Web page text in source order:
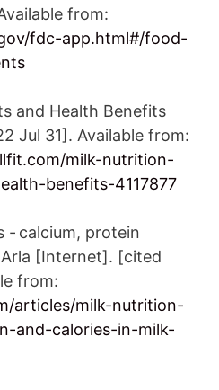
from:
fdc-app.html#/food-
and Health Benefits
Jul 31]. Available from:
milk-nutrition-
benefits-4117877
- calcium, protein
[Internet]. [cited
from:
articles/milk-nutrition-
and-calories-in-milk-